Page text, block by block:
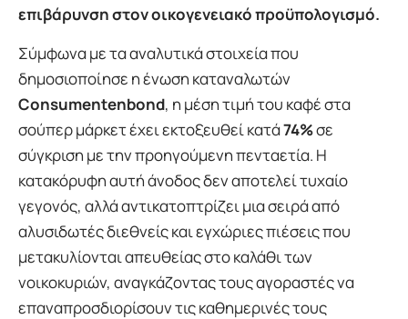
επιβάρυνση στον οικογενειακό προϋπολογισμό.
Σύμφωνα με τα αναλυτικά στοιχεία που
δημοσιοποίησε η ένωση καταναλωτών
Consumentenbond, η μέση τιμή του καφέ στα
σούπερ μάρκετ έχει εκτοξευθεί κατά74%σε
σύγκριση με την προηγούμενη πενταετία. Η
κατακόρυφη αυτή άνοδος δεν αποτελεί τυχαίο
γεγονός, αλλά αντικατοπτρίζει μια σειρά από
αλυσιδωτές διεθνείς και εγχώριες πιέσεις που
μετακυλίονται απευθείας στο καλάθι των
νοικοκυριών, αναγκάζοντας τους αγοραστές να
επαναπροσδιορίσουν τις καθημερινές τους